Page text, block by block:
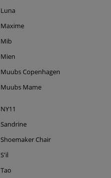
Luna
Maxime
Mib
Mien
Muubs Copenhagen
Muubs Mame
NY11
Sandrine
Shoemaker Chair
S'il
Tao